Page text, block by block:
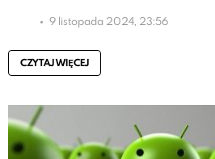
9 listopada 2024, 23:56
CZYTAJ WIĘCEJ